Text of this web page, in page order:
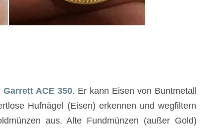
Garrett ACE 350. Er kann Eisen von Buntmetall
Hufnägel (Eisen) erkennen und wegfiltern
aus. Alte Fundmünzen (außer Gold)